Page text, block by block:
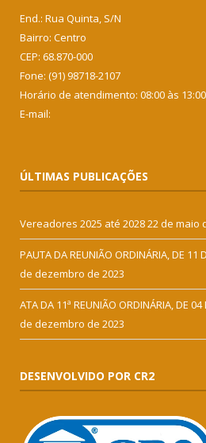
End.: Rua Quinta, S/N
Bairro: Centro
CEP: 68.870-000
Fone: (91) 98718-2107
Horário de atendimento: 08:00 às 13:00
E-mail:
ÚLTIMAS PUBLICAÇÕES
Vereadores 2025 até 202822 de maio
PAUTA DA REUNIÃO ORDINÁRIA, DE 11
de dezembro de 2023
ATA DA 11ª REUNIÃO ORDINÁRIA, DE
de dezembro de 2023
DESENVOLVIDO POR CR2